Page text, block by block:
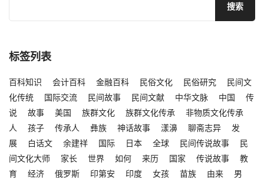
标签列表
百科知识 会计百科 金融百科 民俗文化 民俗研究
民间文
化传统
国际交流 民间故事 民间文献 中华文脉 中国
传
说
故事 美国 族群文化 族群文化传承
非物质文化传承
人
孩子 传承人 彝族 神话故事 漾濞 聊斋志异
发
展
白话文 余建祥 国际 日本 全球 民间传说故事
民
间文化大师
家长 世界 如何 来历 国家 传说故事
教
育
经济 俄罗斯 印第安 印度 女孩 苗族 由来
男